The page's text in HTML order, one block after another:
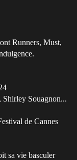
Runners, Must,
Souagnon...
de Cannes
sa vie basculer